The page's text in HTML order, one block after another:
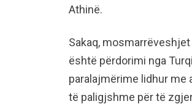
Athinë.
Sakaq,
është përdorimi nga
paralajmërime lidhur me
të paligjshme për të